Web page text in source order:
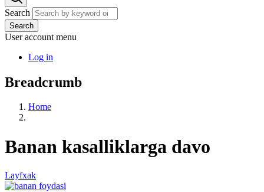
Search
Search
User account menu
Log in
Breadcrumb
Home
Banan kasalliklarga davo
Layfxak